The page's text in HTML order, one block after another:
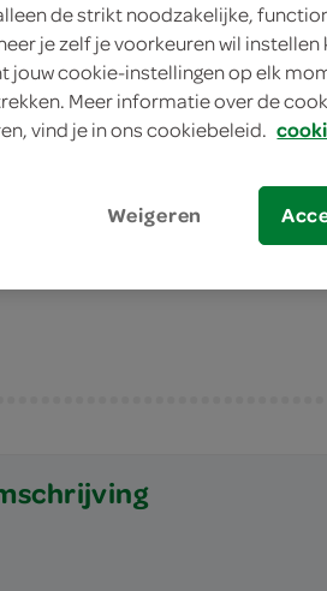
op: aanbiedingen zijn niet
in de winkelmand.
gebakken door de
natuur met tarwe, rogge, gerst en
de strikt noodzakelijke,
je zelf je voorkeuren wil instellen
jouw cookie-instellingen op elk
Meer informatie over de
vind je in ons cookiebeleid.
Weigeren